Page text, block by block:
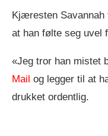
Kjæresten Savannah
at han følte seg uvel
«Jeg tror han mistet
Mail og legger til at
drukket ordentlig.